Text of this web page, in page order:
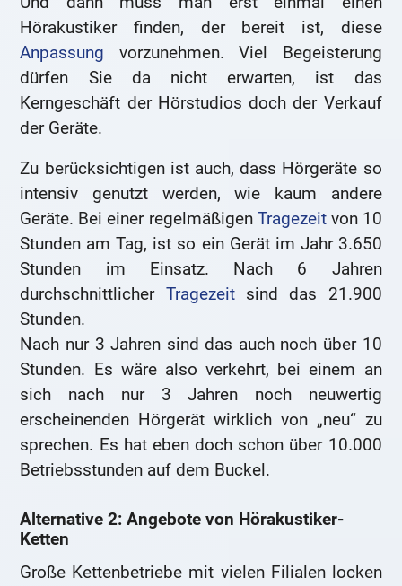
Hörakustiker finden, der bereit ist, diese
Anpassung vorzunehmen. Viel Begeisterung
dürfen Sie da nicht erwarten, ist das
Kerngeschäft der Hörstudios doch der Verkauf
der Geräte.
Zu berücksichtigen ist auch, dass Hörgeräte so
intensiv genutzt werden, wie kaum andere
Geräte. Bei einer regelmäßigen Tragezeitvon 10
Stunden am Tag, ist so ein Gerät im Jahr 3.650
Stunden im Einsatz. Nach 6 Jahren
durchschnittlicher Tragezeitsind das 21.900
Stunden.
Nach nur 3 Jahren sind das auch noch über 10
Stunden. Es wäre also verkehrt, bei einem an
sich nach nur 3 Jahren noch neuwertig
erscheinenden Hörgerät wirklich von „neu“ zu
sprechen. Es hat eben doch schon über 10.000
Betriebsstunden auf dem Buckel.
Alternative 2: Angebote von Hörakustiker-
Ketten
Große Kettenbetriebe mit vielen Filialen locken